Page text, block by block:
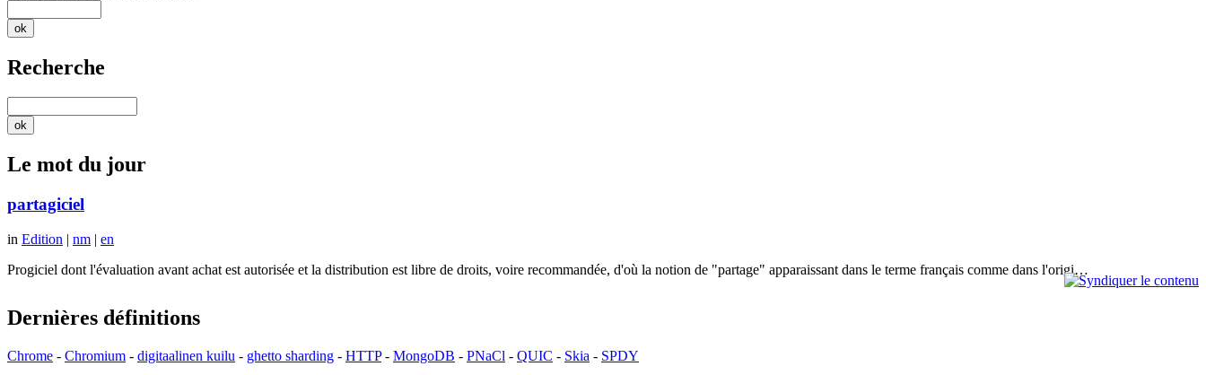
Recherche
Le mot du jour
partagiciel
in Edition | nm | en
Progiciel dont l'évaluation avant achat est autorisée et la distribution est libre de droits, voire recommandée, d'où la notion de "partage" apparaissant dans le terme français comme dans l'origi…
Dernières définitions
Chrome - Chromium - digitaalinen kuilu - ghetto sharding - HTTP- MongoDB - PNaCl - QUIC - Skia - SPDY